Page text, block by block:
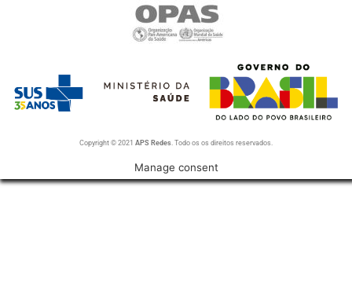
Copyright © 2021 APS Redes . Todo os os direitos reservados.
Manage consent